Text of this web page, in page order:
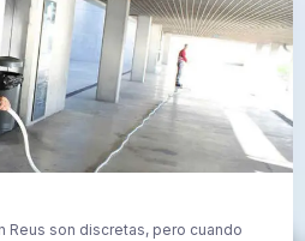
Reus son discretas, pero cuando